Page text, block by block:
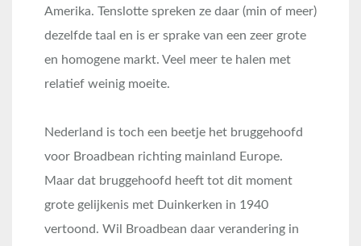
Amerika. Tenslotte spreken ze daar (min of meer)
dezelfde taal en is er sprake van een zeer grote
en homogene markt. Veel meer te halen met
relatief weinig moeite.
Nederland is toch een beetje het bruggehoofd
voor Broadbean richting mainland Europe.
Maar dat bruggehoofd heeft tot dit moment
grote gelijkenis met Duinkerken in 1940
vertoond. Wil Broadbean daar verandering in